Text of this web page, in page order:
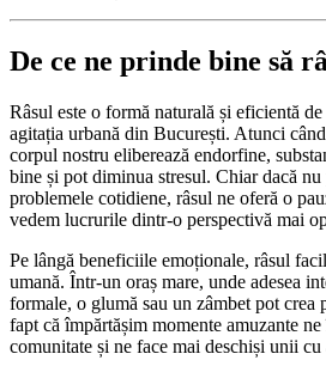
De ce ne prinde bine să
Râsul este o formă naturală și eficientă
agitația urbană din București. Atunci
corpul nostru eliberează endorfine,
bine și pot diminua stresul. Chiar dacă
problemele cotidiene, râsul ne oferă o
vedem lucrurile dintr-o perspectivă mai
Pe lângă beneficiile emoționale, râsul
umană. Într-un oraș mare, unde adesea
formale, o glumă sau un zâmbet pot
fapt că împărtășim momente amuzante
comunitate și ne face mai deschiși unii cu